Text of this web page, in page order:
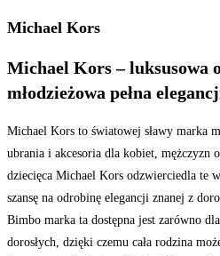
Michael Kors
Michael Kors – luksusowa
młodzieżowa pełna
Michael Kors to światowej sławy marka
ubrania i akcesoria dla kobiet, mężczyzn
dziecięca Michael Kors odzwierciedla te
szansę na odrobinę elegancji znanej z
Bimbo marka ta dostępna jest zarówno
dorosłych, dzięki czemu cała rodzina